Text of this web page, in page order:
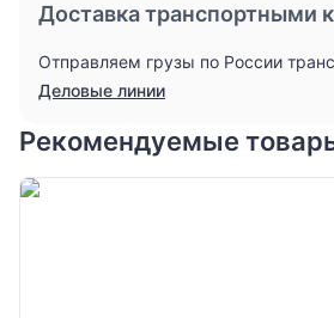
Доставка транспортными
Отправляем грузы по России
Деловые линии
Рекомендуемые